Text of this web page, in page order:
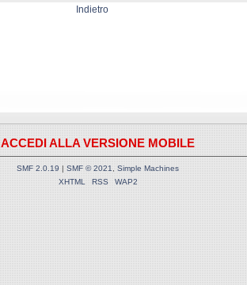
Indietro
ACCEDI ALLA VERSIONE MOBILE
SMF 2.0.19 | SMF © 2021
Simple Machines
XHTML
RSS WAP2